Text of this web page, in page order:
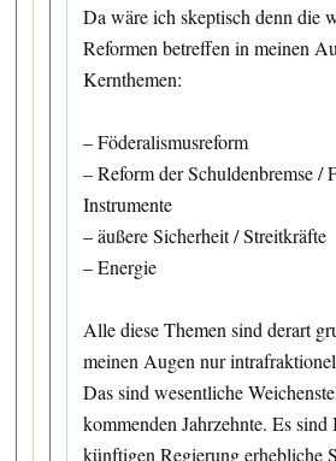
Da wäre ich skeptisch denn die
Reformen betreffen in meinen
Kernthemen:
– Föderalismusreform
– Reform der Schuldenbremse /
Instrumente
– äußere Sicherheit / Streitkräfte
– Energie
Alle diese Themen sind derart
meinen Augen nur
Das sind wesentliche
kommenden Jahrzehnte. Es
künftigen Regierung erhebliche